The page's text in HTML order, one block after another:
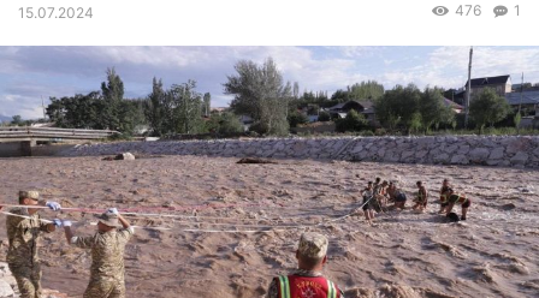
15.07.2024 1
476